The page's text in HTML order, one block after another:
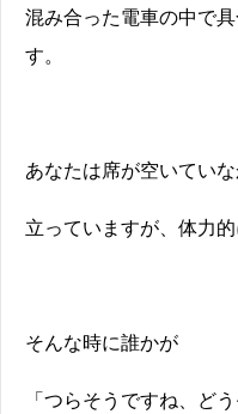
混み合った電車の中で
す。
あなたは席が空いてい
立っていますが、体力
そんな時に誰かが
「つらそうですね、ど